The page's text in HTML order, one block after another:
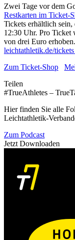
Zwei Tage vor dem
Restkarten im Ticket-
Tickets erhältlich sein,
12:30 Uhr. Pro Ticket
von drei Euro
leichtathletik.de/
Zum Ticket-Shop
Teilen
#TrueAthletes –
Hier finden Sie alle
Leichtathletik-
Zum Podcast
Jetzt Downloaden